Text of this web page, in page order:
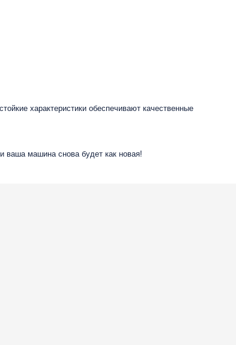
характеристики обеспечивают качественные
ваша машина снова будет как новая!